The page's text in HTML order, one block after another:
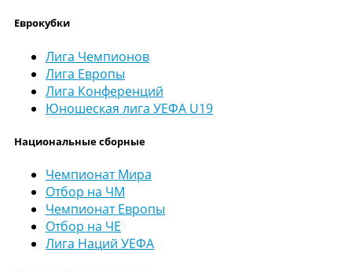
Еврокубки
Лига Чемпионов
Лига Европы
Лига Конференций
Юношеская лига УЕФА U19
Национальные сборные
Чемпионат Мира
Отбор на ЧМ
Чемпионат Европы
Отбор на ЧЕ
Лига Наций УЕФА